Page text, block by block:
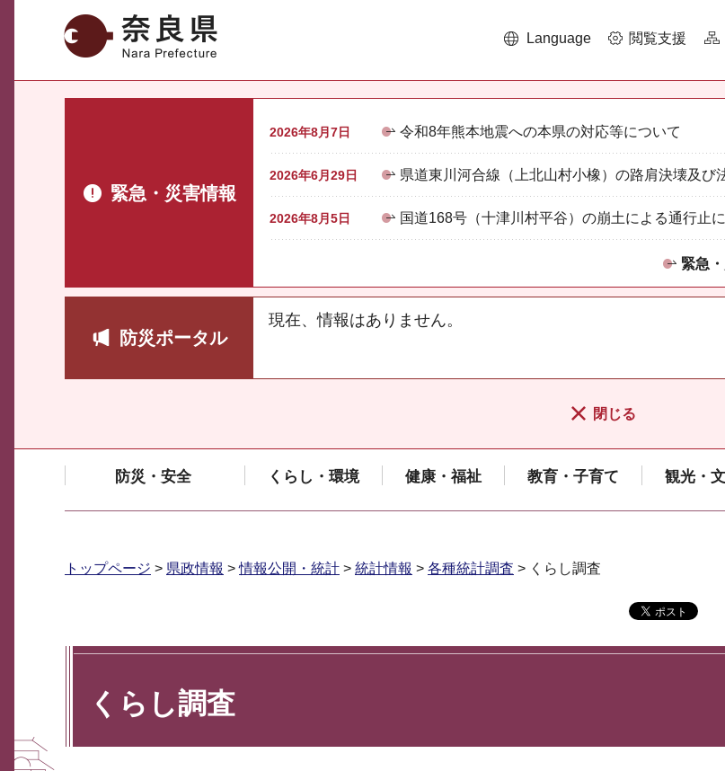
奈良県 Language 閲覧支援
緊急・災害情報
2026年8月7日 令和8年熊本地震への本県の対応等について
2026年6月29日 県道東川河合線（上北山村小橡）の路肩決壊及び
2026年8月5日 国道168号（十津川村平谷）の崩土による通行止
緊急
防災ポータル
現在、情報はありません。
閉じる
防災・安全 くらし・環境 健康・福祉 教育・子育て 観光・
トップページ > 県政情報 >情報公開・統計 > 統計情報 > 各種統計調査 > くらし調査
くらし調査